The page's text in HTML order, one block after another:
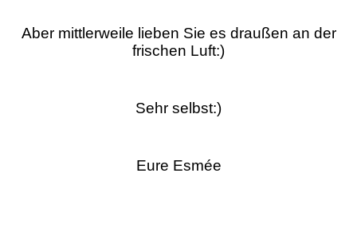
Aber mittlerweile lieben Sie es draußen an der
frischen Luft:)
Sehr selbst:)
Eure Esmée